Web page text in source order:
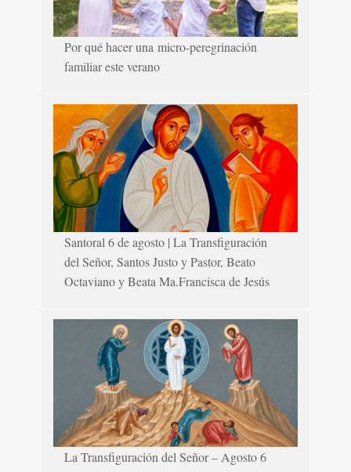
Por qué hacer una micro-peregrinación
familiar este verano
Santoral 6 de agosto | La Transfiguración
del Señor, Santos Justo y Pastor, Beato
Octaviano y Beata Ma.Francisca de Jesús
La Transfiguración del Señor – Agosto 6